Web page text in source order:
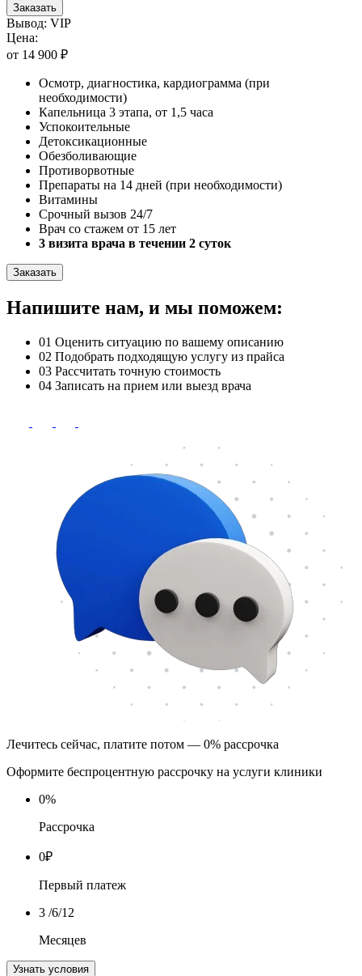
Заказать
Вывод: VIP
Цена:
от 14 900 ₽
Осмотр, диагностика, кардиограмма (при
необходимости)
Капельница 3 этапа, от 1,5 часа
Успокоительные
Детоксикационные
Обезболивающие
Противорвотные
Препараты на 14 дней (при необходимости)
Витамины
Срочный вызов 24/7
Врач со стажем от 15 лет
3 визита врача в течении 2 суток
Заказать
Напишите нам, и мы поможем:
01 Оценить ситуацию по вашему описанию
02 Подобрать подходящую услугу из прайса
03 Рассчитать точную стоимость
04 Записать на прием или выезд врача
Лечитесь сейчас, платите потом — 0% рассрочка
Оформите беспроцентную рассрочку на услуги клиники
0%
Рассрочка
0₽
Первый платеж
3 /6/12
Месяцев
Узнать условия